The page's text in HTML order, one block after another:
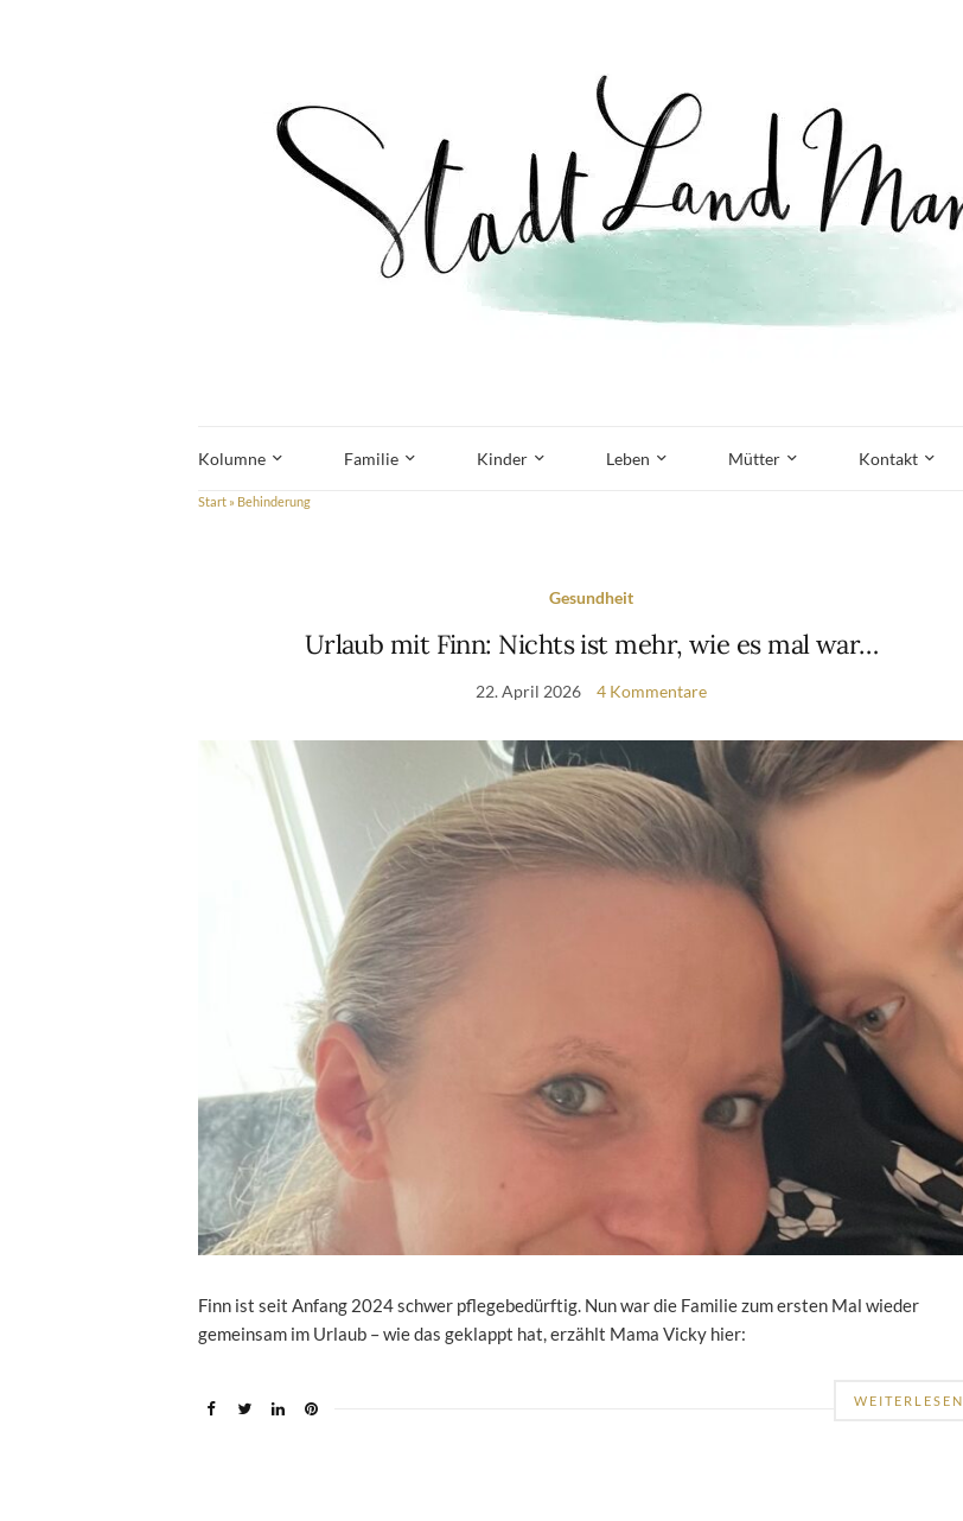
Kolumne Familie Kinder Leben Mütter Kontakt
Start » Behinderung
Gesundheit
Urlaub mit Finn: Nichts ist mehr, wie es mal war…
22. April 2026 4 Kommentare
Finn ist seit Anfang 2024 schwer pflegebedürftig. Nun war die Familie zum ersten Mal wieder
gemeinsam im Urlaub – wie das geklappt hat, erzählt Mama Vicky hier:
WEITERLESEN